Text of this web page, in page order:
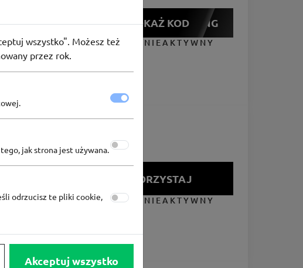
POKAŻ KODKEMPING
KUPON NIEAKTYWNY
SKORZYSTAJ
KUPON NIEAKTYWNY
wszystko". Możesz też
przez rok.
jak strona jest używana.
odrzucisz te pliki cookie,
Akceptuj wszystko